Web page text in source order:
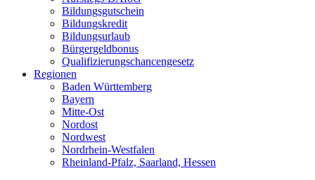
Bildungsgutschein
Bildungskredit
Bildungsurlaub
Bürgergeldbonus
Qualifizierungschancengesetz
Regionen
Baden Württemberg
Bayern
Mitte-Ost
Nordost
Nordwest
Nordrhein-Westfalen
Rheinland-Pfalz, Saarland, Hessen